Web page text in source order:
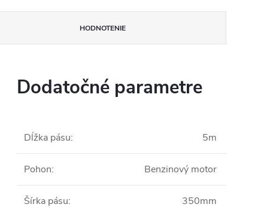
HODNOTENIE
Dodatočné parametre
Dĺžka pásu: 5m
Pohon: Benzinový motor
Šírka pásu: 350mm